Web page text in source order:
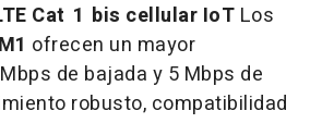
Cat 1 bis cellular IoT Los
ofrecen un mayor
de bajada y 5 Mbps de
robusto, compatibilidad